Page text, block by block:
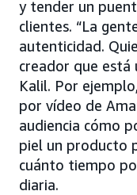
y tender un
clientes. “La
autenticidad.
creador que está
Kalil. Por
por vídeo de
audiencia cómo
piel un producto
cuánto tiempo
diaria.